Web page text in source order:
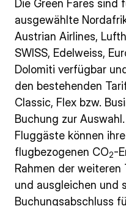
Die Green Fares sind
ausgewählte
Austrian Airlines,
SWISS, Edelweiss,
Dolomiti verfügbar
den bestehenden
Classic, Flex bzw.
Buchung zur
Fluggäste können
flugbezogenen CO2-
Rahmen der
und ausgleichen und
Buchungsabschluss